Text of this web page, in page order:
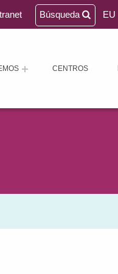
CENTROS
Búsqueda EU